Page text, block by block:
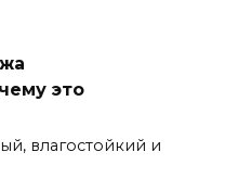
это
влагостойкий и